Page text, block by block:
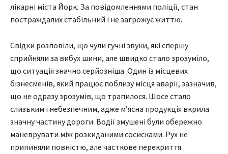
лікарні міста Йорк. За повідомленнями поліції, стан
постраждалих стабільний і не загрожує життю.
Свідки розповіли, що чули гучні звуки, які спершу
сприйняли за вибух шини, але швидко стало зрозуміло,
що ситуація значно серйозніша. Один із місцевих
бізнесменів, який працює поблизу місця аварії, зазначив,
що не одразу зрозумів, що трапилося. Шосе стало
слизьким і небезпечним, адже м’ясна продукція вкрила
значну частину дороги. Водії змушені були обережно
маневрувати між розкиданими сосисками. Рух не
припиняли повністю, але часткове перекриття